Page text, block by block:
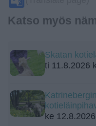
Katso myös
Skatan
ti 11.8.2026
Katrinebergin
ke